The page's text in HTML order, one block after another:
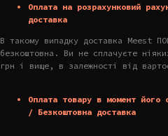
Оплата на розрахунковий
доставка
В такому випадку доставка Meest
безкоштовна. Ви не сплачуєте
грн і вище, в залежності від
Оплата товару в момент його
/ Безкоштовна доставка